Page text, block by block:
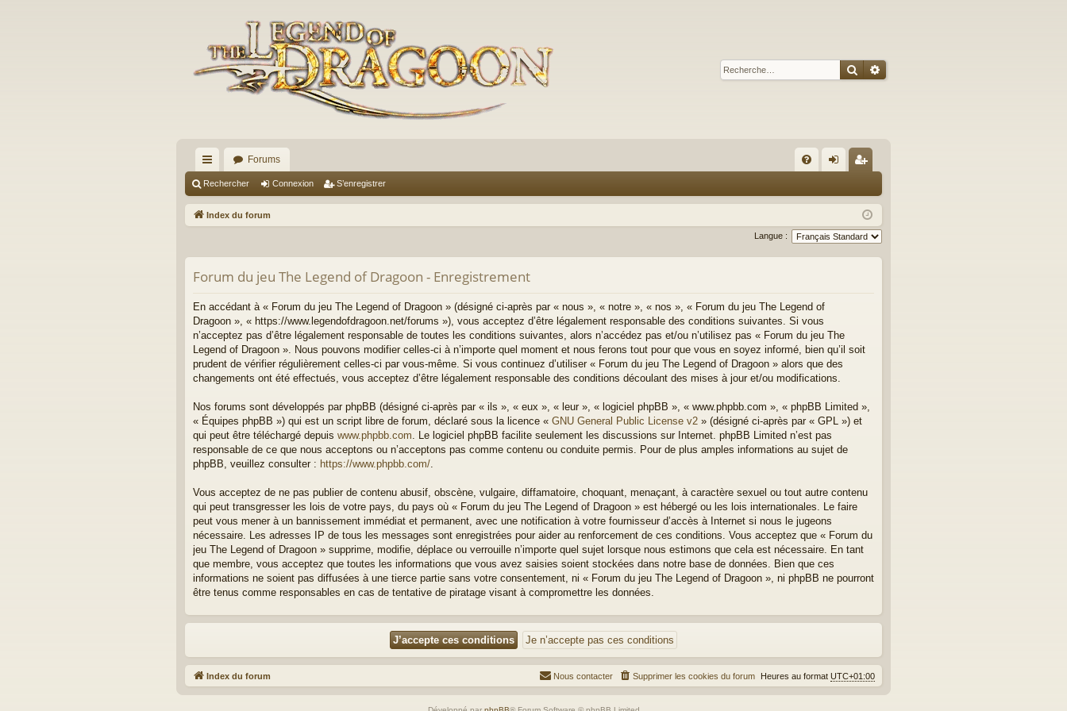
Rechercher
Recherche avancée
cc
ès
pi
de
Forums
Q ne
xi
on
nr
eg
ist
Rechercher Connexion S’enregistrer
Index du forum
Langue :
Forum du jeu The Legend of Dragoon - Enregistrement
En accédant à « Forum du jeu The Legend of Dragoon » (désigné ci-après par « nous », « notre », « nos », « Forum du jeu The Legend of
Dragoon », « https://www.legendofdragoon.net/forums »), vous acceptez d’être légalement responsable des conditions suivantes. Si vous
n’acceptez pas d’être légalement responsable de toutes les conditions suivantes, alors n’accédez pas et/ou n’utilisez pas « Forum du jeu The
Legend of Dragoon ». Nous pouvons modifier celles-ci à n’importe quel moment et nous ferons tout pour que vous en soyez informé, bien qu’il soit
prudent de vérifier régulièrement celles-ci par vous-même. Si vous continuez d’utiliser « Forum du jeu The Legend of Dragoon » alors que des
changements ont été effectués, vous acceptez d’être légalement responsable des conditions découlant des mises à jour et/ou modifications.
Nos forums sont développés par phpBB (désigné ci-après par « ils », « eux », « leur », « logiciel phpBB », « www.phpbb.com », « phpBB Limited »,
« Équipes phpBB ») qui est un script libre de forum, déclaré sous la licence « GNU General Public License v2 » (désigné ci-après par « GPL ») et
qui peut être téléchargé depuis www.phpbb.com. Le logiciel phpBB facilite seulement les discussions sur Internet. phpBB Limited n’est pas
responsable de ce que nous acceptons ou n’acceptons pas comme contenu ou conduite permis. Pour de plus amples informations au sujet de
phpBB, veuillez consulter : https://www.phpbb.com/.
Vous acceptez de ne pas publier de contenu abusif, obscène, vulgaire, diffamatoire, choquant, menaçant, à caractère sexuel ou tout autre contenu
qui peut transgresser les lois de votre pays, du pays où « Forum du jeu The Legend of Dragoon » est hébergé ou les lois internationales. Le faire
peut vous mener à un bannissement immédiat et permanent, avec une notification à votre fournisseur d’accès à Internet si nous le jugeons
nécessaire. Les adresses IP de tous les messages sont enregistrées pour aider au renforcement de ces conditions. Vous acceptez que « Forum du
jeu The Legend of Dragoon » supprime, modifie, déplace ou verrouille n’importe quel sujet lorsque nous estimons que cela est nécessaire. En tant
que membre, vous acceptez que toutes les informations que vous avez saisies soient stockées dans notre base de données. Bien que ces
informations ne soient pas diffusées à une tierce partie sans votre consentement, ni « Forum du jeu The Legend of Dragoon », ni phpBB ne pourront
être tenus comme responsables en cas de tentative de piratage visant à compromettre les données.
Index du forum Heures au format UTC+01:00
Supprimer les cookies du forum
Nous contacter